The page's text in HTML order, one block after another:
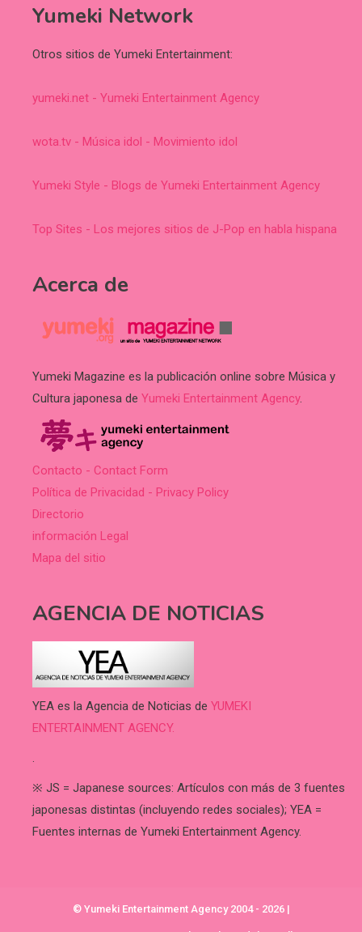
Yumeki Network
Otros sitios de Yumeki Entertainment:
yumeki.net - Yumeki Entertainment Agency
wota.tv - Música idol - Movimiento idol
Yumeki Style - Blogs de Yumeki Entertainment Agency
Top Sites - Los mejores sitios de J-Pop en habla hispana
Acerca de
Yumeki Magazine es la publicación online sobre Música y
Cultura japonesa de Yumeki Entertainment Agency.
Contacto - Contact Form
Política de Privacidad - Privacy Policy
Directorio
información Legal
Mapa del sitio
AGENCIA DE NOTICIAS
YEA es la Agencia de Noticias de YUMEKI
ENTERTAINMENT AGENCY.
.
※ JS = Japanese sources: Artículos con más de 3 fuentes
japonesas distintas (incluyendo redes sociales); YEA =
Fuentes internas de Yumeki Entertainment Agency.
© Yumeki Entertainment Agency 2004 - 2026 |